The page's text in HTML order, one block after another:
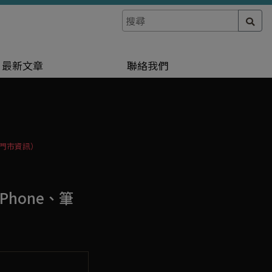
最新文章 聯絡我們
市資訊）
、筆